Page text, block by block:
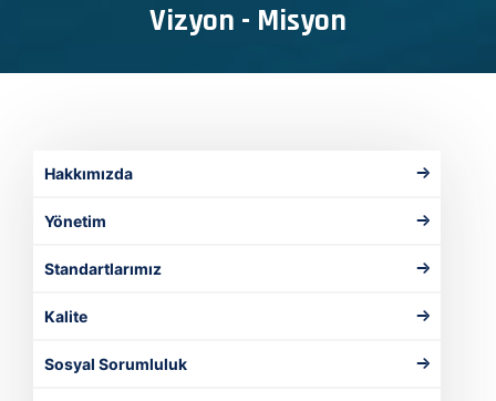
Vizyon - Misyon
Hakkımızda
Yönetim
Standartlarımız
Kalite
Sosyal Sorumluluk